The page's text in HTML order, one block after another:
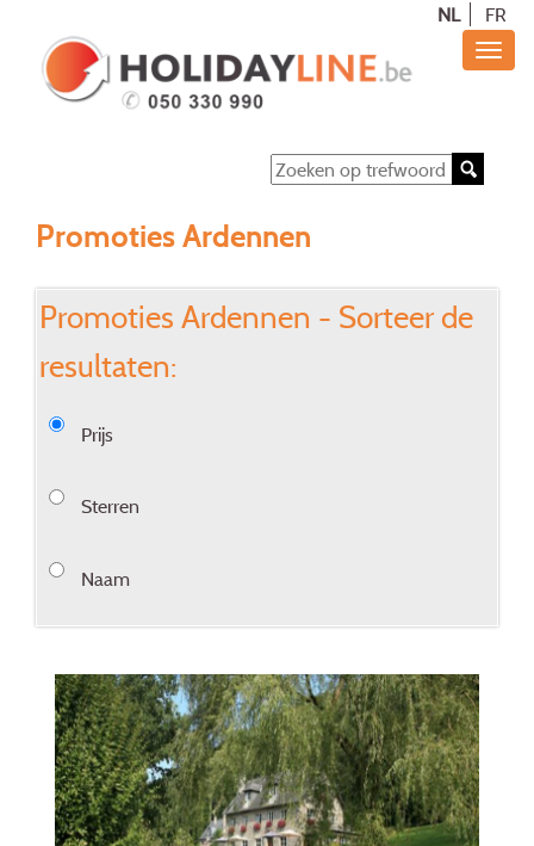
NL FR
Promoties Ardennen
Promoties Ardennen - Sorteer de
resultaten:
Prijs
Sterren
Naam